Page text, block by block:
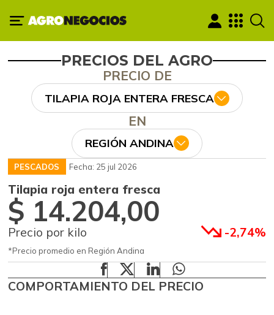
PRECIOS DEL AGRO
PRECIO DE
TILAPIA ROJA ENTERA FRESCA
EN
REGIÓN ANDINA
PESCADOS Fecha: 25 jul 2026
Tilapia roja entera fresca
$ 14.204,00
Precio por kilo -2,74%
*Precio promedio en Región Andina
COMPORTAMIENTO DEL PRECIO